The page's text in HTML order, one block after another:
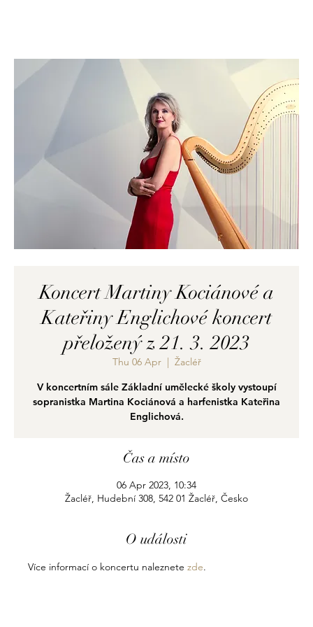
Koncert Martiny Kociánové a
Kateřiny Englichové koncert
přeložený z 21. 3. 2023
Thu 06 Apr
  |
Žacléř
V koncertním sále Základní umělecké školy vystoupí
sopranistka Martina Kociánová a harfenistka Kateřina
Englichová.
Čas a místo
06 Apr 2023, 10:34
Žacléř, Hudební 308, 542 01 Žacléř, Česko
O události
Více informací o koncertu naleznete zde.